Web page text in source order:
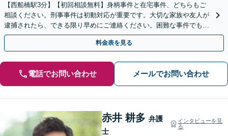
【西船橋駅3分】【初回相談無料】身柄事件と在宅事件、どちらもご
相談ください。刑事事件は初動対応が重要です。大切な家族や友人が
逮捕されたら、できる限り早めにご連絡ください。困難な事件でも粘
り強く対応し、より良い結果を目指します。
料金表を見る
電話でお問い合わせ メールでお問い合わせ
赤井 耕多 弁護
士
インタビューを見
る